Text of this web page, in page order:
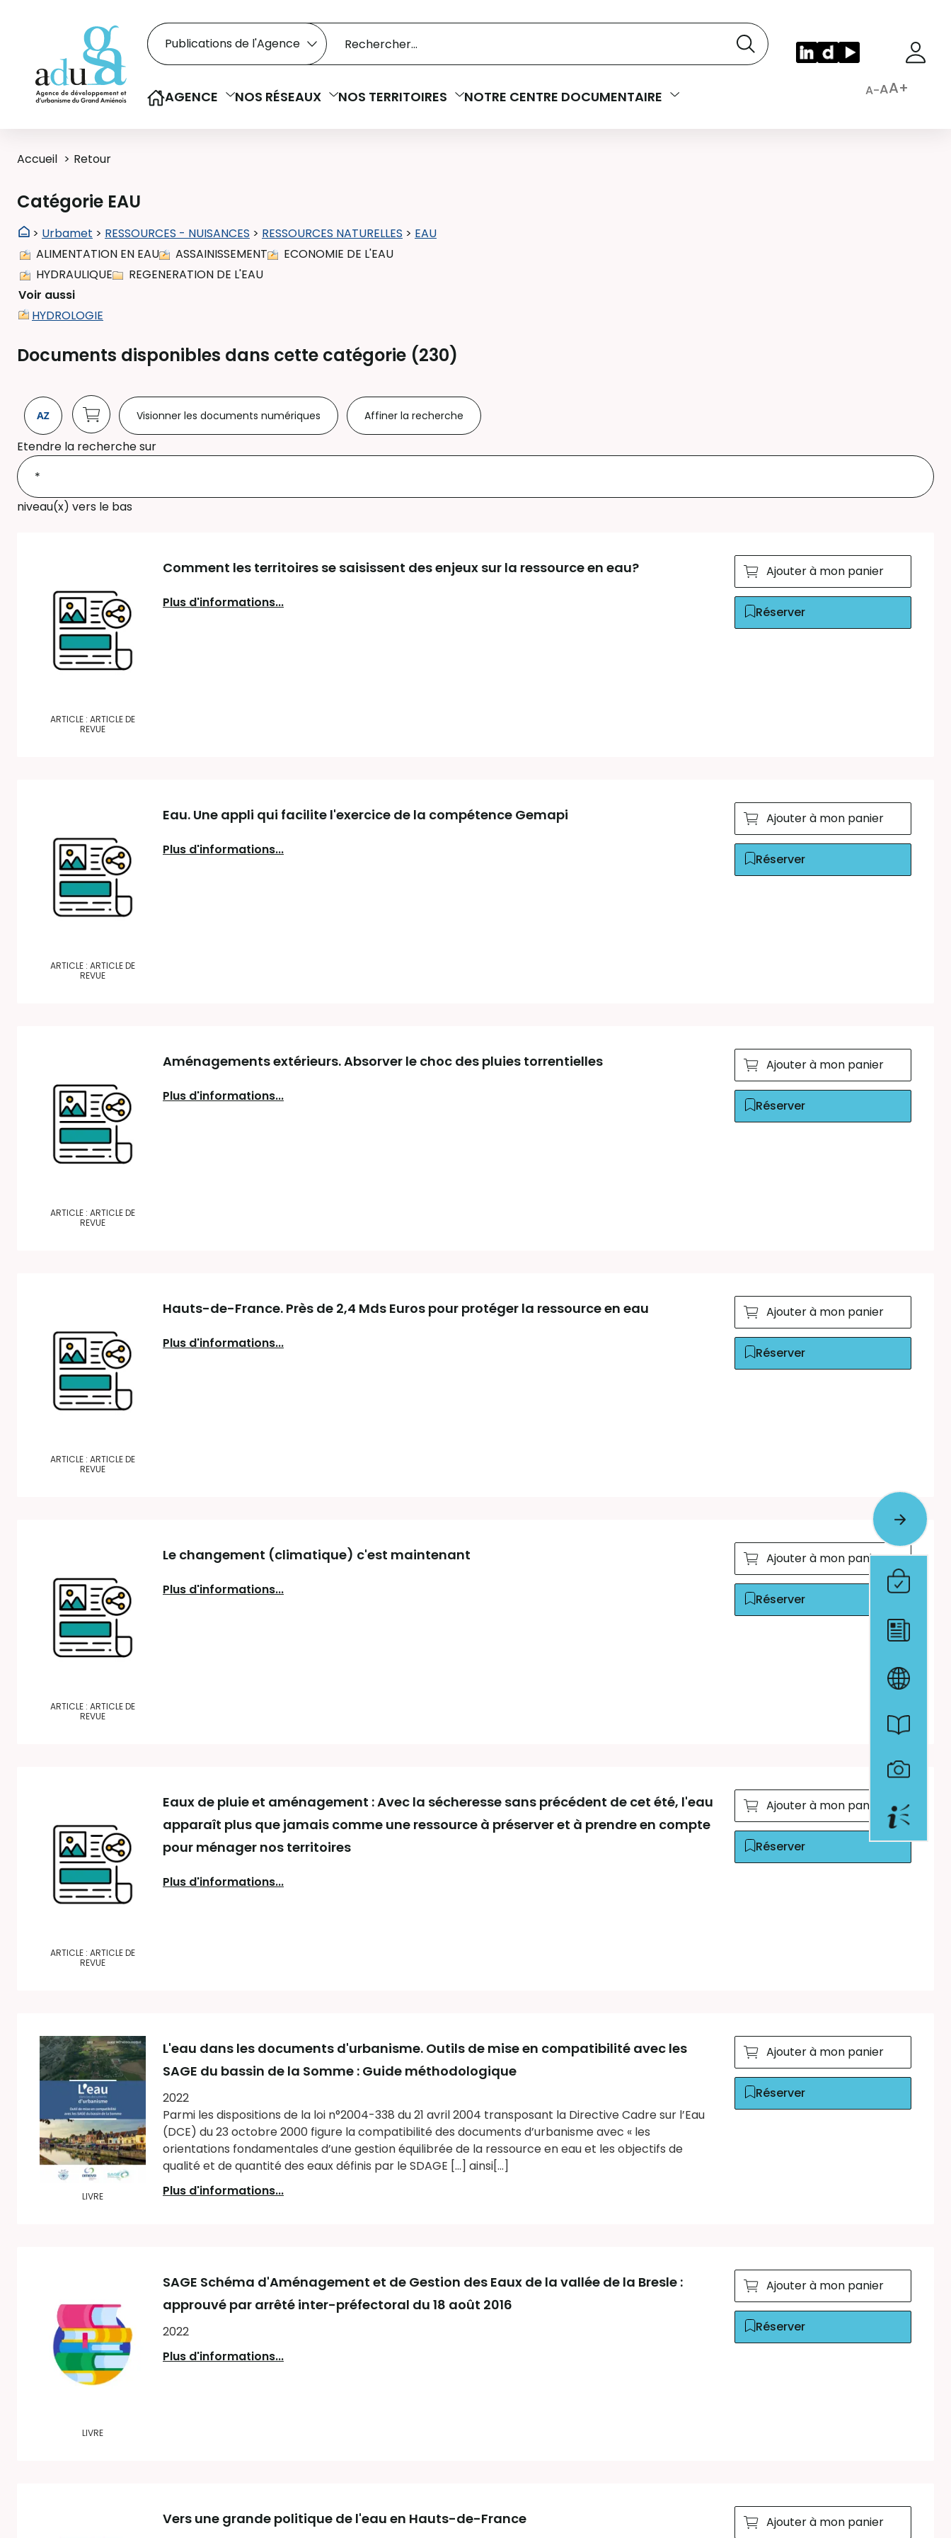
Rechercher dans le catalogue
Recherche
Sélectionner le type de la recherche
AGENCE NOS RÉSEAUX NOS TERRITOIRES NOTRE CENTRE DOCUMENTAIRE A-AA+
Accueil Retour
Catégorie EAU
> Urbamet > RESSOURCES - NUISANCES > RESSOURCES NATURELLES > EAU
ALIMENTATION EN EAU
ASSAINISSEMENT
ECONOMIE DE L'EAU
HYDRAULIQUE
REGENERATION DE L'EAU
Voir aussi
HYDROLOGIE
Documents disponibles dans cette catégorie (230)
Visionner les documents numériques Affiner la recherche
Etendre la recherche sur
niveau(x) vers le bas
ARTICLE : ARTICLE DE
REVUE
Comment les territoires se saisissent des enjeux sur la ressource en eau?
Plus d'informations...
Ajouter à mon panier
Réserver
ARTICLE : ARTICLE DE
REVUE
Eau. Une appli qui facilite l'exercice de la compétence Gemapi
Plus d'informations...
Ajouter à mon panier
Réserver
ARTICLE : ARTICLE DE
REVUE
Aménagements extérieurs. Absorver le choc des pluies torrentielles
Plus d'informations...
Ajouter à mon panier
Réserver
ARTICLE : ARTICLE DE
REVUE
Hauts-de-France. Près de 2,4 Mds Euros pour protéger la ressource en eau
Plus d'informations...
Ajouter à mon panier
Réserver
ARTICLE : ARTICLE DE
REVUE
Le changement (climatique) c'est maintenant
Plus d'informations...
Ajouter à mon panier
Réserver
ARTICLE : ARTICLE DE
REVUE
Eaux de pluie et aménagement : Avec la sécheresse sans précédent de cet été, l'eau
apparaît plus que jamais comme une ressource à préserver et à prendre en compte
pour ménager nos territoires
Plus d'informations...
Ajouter à mon panier
Réserver
LIVRE
L'eau dans les documents d'urbanisme. Outils de mise en compatibilité avec les
SAGE du bassin de la Somme : Guide méthodologique
2022
Parmi les dispositions de la loi n°2004-338 du 21 avril 2004 transposant la Directive Cadre sur l’Eau
(DCE) du 23 octobre 2000 figure la compatibilité des documents d’urbanisme avec « les
orientations fondamentales d’une gestion équilibrée de la ressource en eau et les objectifs de
qualité et de quantité des eaux définis par le SDAGE […] ainsi[...]
Plus d'informations...
Ajouter à mon panier
Réserver
LIVRE
SAGE Schéma d'Aménagement et de Gestion des Eaux de la vallée de la Bresle :
approuvé par arrêté inter-préfectoral du 18 août 2016
2022
Plus d'informations...
Ajouter à mon panier
Réserver
Vers une grande politique de l'eau en Hauts-de-France Ajouter à mon panier